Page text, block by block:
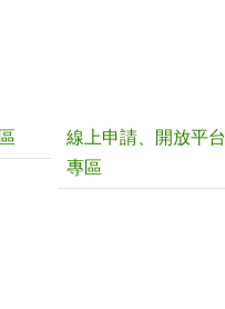
線上申請、開放平台
專區